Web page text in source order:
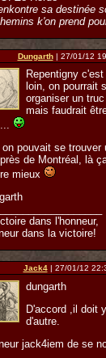
sa destinée
k'on prend
Dungarth| 27/01/12
Repentigny
loin, on pourrait
organiser un
mais faudrait
on pouvait se trouver
de Montréal, là
mieux
dans l'honneur,
dans la victoire!
Jack4| 27/01/12
dungarth
D'accord ,il doit
d'autre.
jack4iem de se